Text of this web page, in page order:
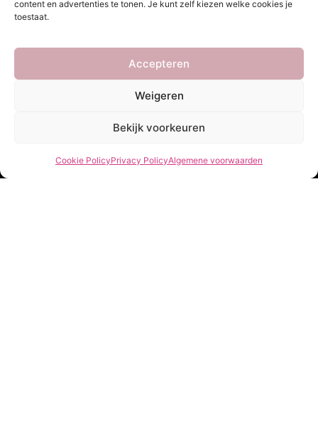
content en advertenties te tonen. Je kunt zelf kiezen welke cookies je
toestaat.
Accepteren
Weigeren
Bekijk voorkeuren
Cookie PolicyPrivacy PolicyAlgemene voorwaarden
Schrijf je in voor onze nieuwsbrief!
Newsletter